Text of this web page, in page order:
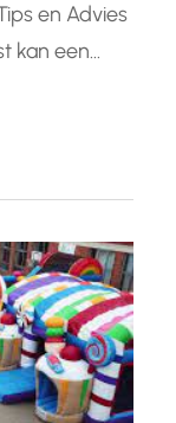
en Advies
kan een